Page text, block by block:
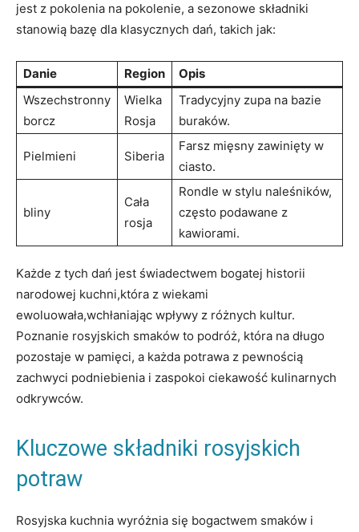
jest z pokolenia na pokolenie, a sezonowe składniki
stanowią bazę dla ⁣klasycznych dań, takich jak:
Danie Region
Opis
Wszechstronny
borcz
Wielka
Rosja
Tradycyjny zupa na⁣ bazie
buraków.
Pielmieni Siberia
Farsz mięsny zawinięty⁤ w
ciasto.
bliny
Cała
⁤rosja
Rondle w stylu naleśników,
często podawane ⁢z
kawiorami.
Każde z ‍tych dań​ jest świadectwem bogatej⁢ historii
narodowej kuchni,która z wiekami
ewoluowała,wchłaniając⁤ wpływy ‌z ​różnych kultur.‌
Poznanie⁢ rosyjskich smaków to podróż, która ⁤na długo ​
pozostaje w pamięci, ⁣a​ każda potrawa z pewnością
zachwyci podniebienia i zaspokoi ciekawość kulinarnych
odkrywców.
Kluczowe składniki ​rosyjskich
potraw
Rosyjska ‌kuchnia wyróżnia się bogactwem smaków i